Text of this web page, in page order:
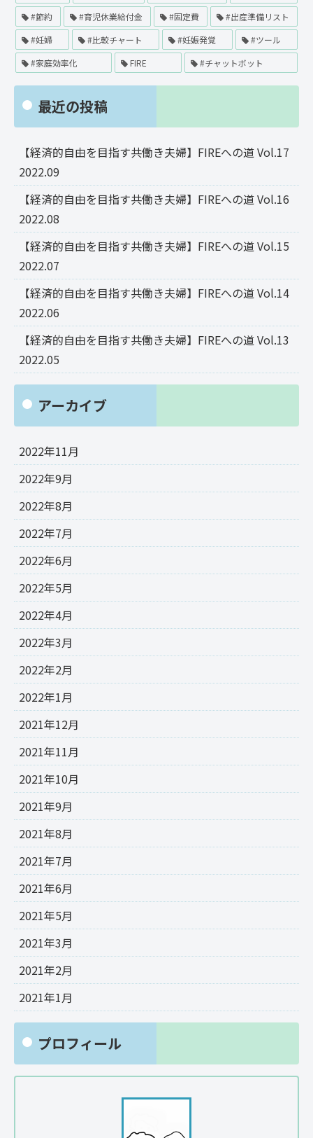
#節約
#育児休業給付金 #固定費
#出産準備リスト
#妊婦
#比較チャート #妊娠発覚
#ツール
#家庭効率化
FIRE #チャットボット
最近の投稿
【経済的自由を目指す共働き夫婦】FIREへの道 Vol.17
2022.09
【経済的自由を目指す共働き夫婦】FIREへの道 Vol.16
2022.08
【経済的自由を目指す共働き夫婦】FIREへの道 Vol.15
2022.07
【経済的自由を目指す共働き夫婦】FIREへの道 Vol.14
2022.06
【経済的自由を目指す共働き夫婦】FIREへの道 Vol.13
2022.05
アーカイブ
2022年11月
2022年9月
2022年8月
2022年7月
2022年6月
2022年5月
2022年4月
2022年3月
2022年2月
2022年1月
2021年12月
2021年11月
2021年10月
2021年9月
2021年8月
2021年7月
2021年6月
2021年5月
2021年3月
2021年2月
2021年1月
プロフィール